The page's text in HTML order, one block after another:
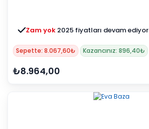
Zam yok 2025 fiyatları devam ediyor
Sepette: 8.067,60₺ Kazancınız: 896,40₺
₺8.964,00